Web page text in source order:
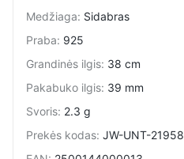
Medžiaga: Sidabras
Praba: 925
Grandinės ilgis: 38 cm
Pakabuko ilgis: 39 mm
Svoris: 2.3 g
Prekės kodas: JW-UNT-21958